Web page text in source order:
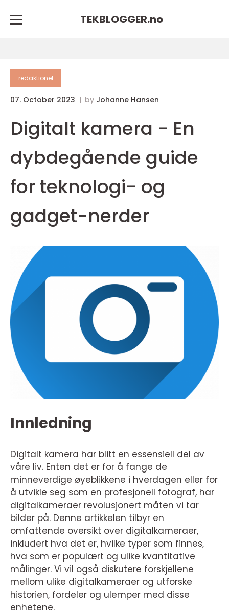
TEKBLOGGER.no
redaktionel
07. October 2023 by Johanne Hansen
Digitalt kamera - En
dybdegående guide
for teknologi- og
gadget-nerder
Innledning
Digitalt kamera har blitt en essensiell del av
våre liv. Enten det er for å fange de
minneverdige øyeblikkene i hverdagen eller for
å utvikle seg som en profesjonell fotograf, har
digitalkameraer revolusjonert måten vi tar
bilder på. Denne artikkelen tilbyr en
omfattende oversikt over digitalkameraer,
inkludert hva det er, hvilke typer som finnes,
hva som er populært og ulike kvantitative
målinger. Vi vil også diskutere forskjellene
mellom ulike digitalkameraer og utforske
historien, fordeler og ulemper med disse
enhetene.